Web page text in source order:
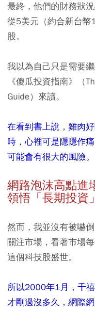
最終，他們的財務狀
從5美元（約合新台
股。
我以為自己只是需要
《傻瓜投資指南》（
Guide）來讀。
在看到書上說，雞肉
時，心裡可是隱隱作
可能會有很大的風險。
網路泡沫高點進
領悟「長期投資
然而，我並沒有被嚇
關注市場，看著市場
這個科技股盛世。
所以2000年1月，千
才剛過沒多久，網際